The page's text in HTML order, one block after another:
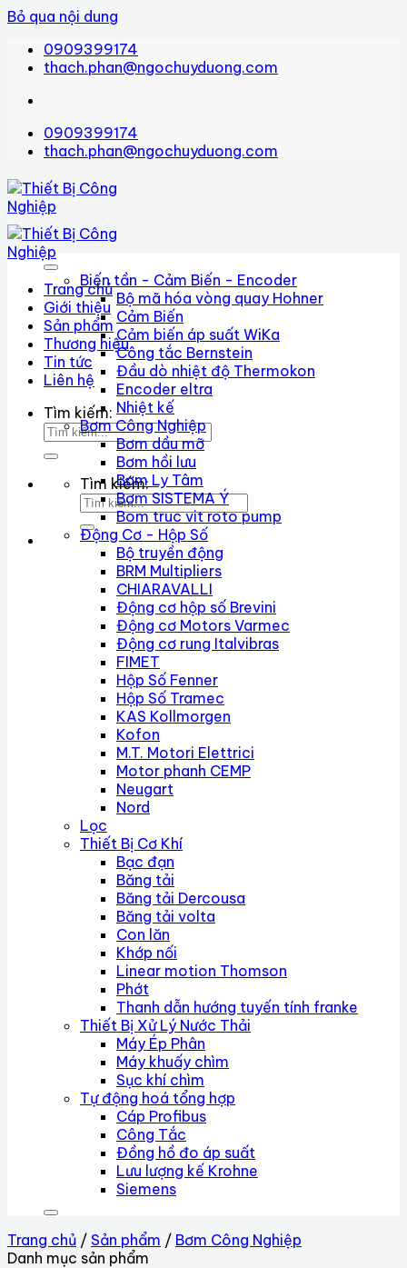
Bỏ qua nội dung
0909399174
thach.phan@ngochuyduong.com
0909399174
thach.phan@ngochuyduong.com
Trang chủ
Giới thiệu
Sản phẩm
Thương hiệu
Tin tức
Liên hệ
Tìm kiếm:
Tìm kiếm:
Biến tần - Cảm Biến - Encoder
Bộ mã hóa vòng quay Hohner
Cảm Biến
Cảm biến áp suất WiKa
Công tắc Bernstein
Đầu dò nhiệt độ Thermokon
Encoder eltra
Nhiệt kế
Bơm Công Nghiệp
Bơm dầu mỡ
Bơm hồi lưu
Bơm Ly Tâm
Bơm SISTEMA Ý
Bom truc vit roto pump
Động Cơ - Hộp Số
Bộ truyền động
BRM Multipliers
CHIARAVALLI
Động cơ hộp số Brevini
Động cơ Motors Varmec
Động cơ rung Italvibras
FIMET
Hộp Số Fenner
Hộp Số Tramec
KAS Kollmorgen
Kofon
M.T. Motori Elettrici
Motor phanh CEMP
Neugart
Nord
Lọc
Thiết Bị Cơ Khí
Bạc đạn
Băng tải
Băng tải Dercousa
Băng tải volta
Con lăn
Khớp nối
Linear motion Thomson
Phớt
Thanh dẫn hướng tuyến tính franke
Thiết Bị Xử Lý Nước Thải
Máy Ép Phân
Máy khuấy chìm
Sục khí chìm
Tự động hoá tổng hợp
Cáp Profibus
Công Tắc
Đồng hồ đo áp suất
Lưu lượng kế Krohne
Siemens
Trang chủ / Sản phẩm / Bơm Công Nghiệp
Danh mục sản phẩm